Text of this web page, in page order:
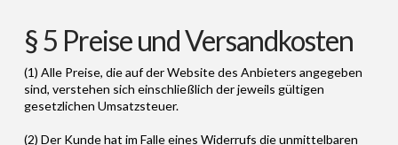
§ 5 Preise und Versandkosten
(1) Alle Preise, die auf der Website des Anbieters angegeben
sind, verstehen sich einschließlich der jeweils gültigen
gesetzlichen Umsatzsteuer.
(2) Der Kunde hat im Falle eines Widerrufs die unmittelbaren